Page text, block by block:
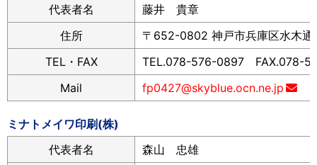
代表者名
藤井 貴章
住所
〒652-0802 神戸市兵庫区水木
TEL・FAX
TEL.078-576-0897 FAX.078-
Mail
fp0427@skyblue.ocn.ne.jp
ミナトメイワ印刷(株)
代表者名
森山 忠雄